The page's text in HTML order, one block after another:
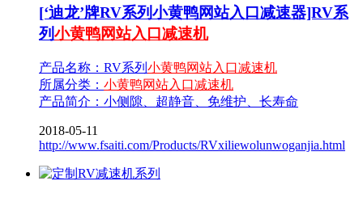
[‘迪龙’牌RV系列小黄鸭网站入口减速器]RV系
列小黄鸭网站入口减速机
产品名称：RV系列 小黄鸭网站入口减速机
所属分类： 小黄鸭网站入口减速机
产品简介：小侧隙、超静音、免维护、长寿命
2018-05-11
http://www.fsaiti.com/Products/RVxiliewolunwoganjia.html